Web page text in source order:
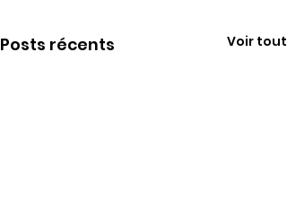
Posts récents Voir tout